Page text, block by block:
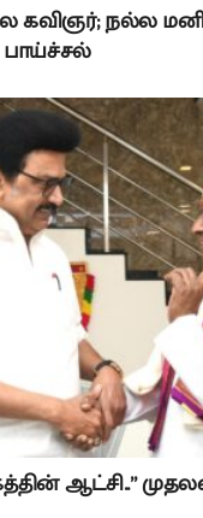
கவிஞர்; நல்ல
ஆட்சி..”